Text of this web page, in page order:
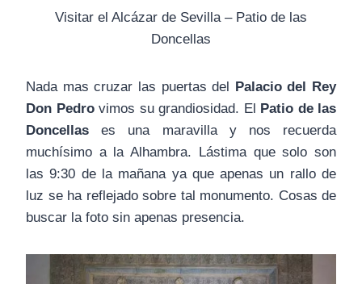
Visitar el Alcázar de Sevilla – Patio de las
Doncellas
Nada mas cruzar las puertas del Palacio del Rey
Don Pedrovimos su grandiosidad. El Patio de las
Doncellas es una maravilla y nos recuerda
muchísimo a la Alhambra. Lástima que solo son
las 9:30 de la mañana ya que apenas un rallo de
luz se ha reflejado sobre tal monumento. Cosas de
buscar la foto sin apenas presencia.